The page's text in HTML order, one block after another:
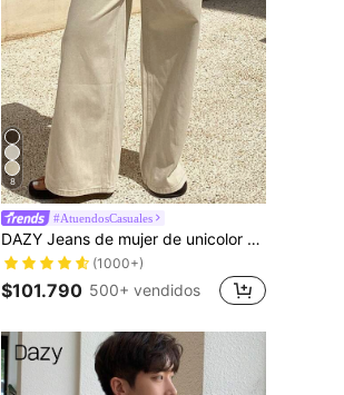
8
#AtuendosCasuales
DAZY Jeans de mujer de unicolor de estilo casual de vacaciones/casual de negocios, nueva llegada de verano
(1000+)
$101.790 500+ vendidos